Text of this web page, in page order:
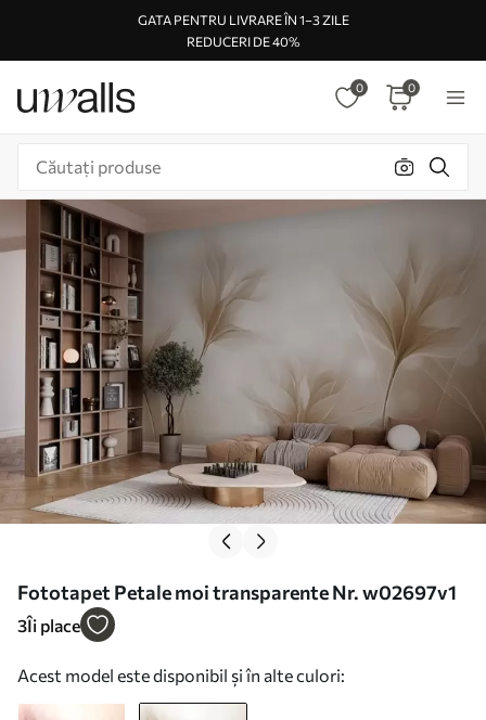
GATA PENTRU LIVRARE ÎN 1–3 ZILE
REDUCERI DE 40%
0 0
Fototapet Petale moi transparente Nr. w02697v1
3Îi place
Acest model este disponibil și în alte culori: